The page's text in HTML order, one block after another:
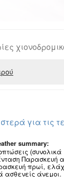
για τις
summary:
(συνολικά
Παρασκευή
πρωί,
ασθενείς άνεμοι.